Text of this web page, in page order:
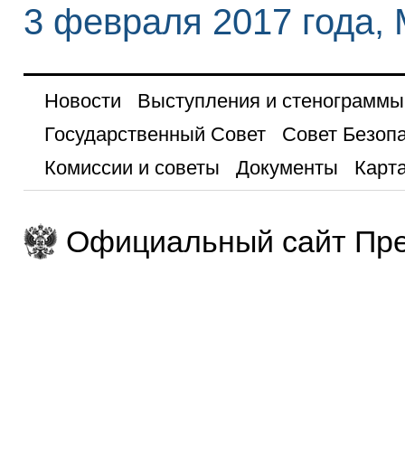
3 февраля 2017 года,
Новости
Выступления и стенограммы
Государственный Совет
Совет
Комиссии и советы
Документы
Официальный сайт